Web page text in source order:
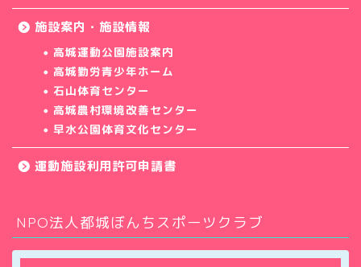
施設案内・施設情報
高城運動公園施設案内
高城勤労青少年ホーム
石山体育センター
高城農村環境改善センター
早水公園体育文化センター
運動施設利用許可申請書
NPO法人都城ぼんちスポーツクラブホーム